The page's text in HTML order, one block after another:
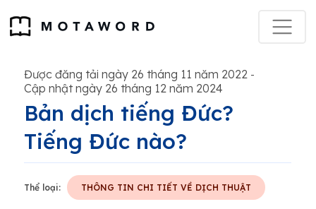
Được đăng tải ngày 26 tháng 11 năm 2022 -
Cập nhật ngày 26 tháng 12 năm 2024
Bản dịch tiếng Đức?
Tiếng Đức nào?
Thể loại: THÔNG TIN CHI TIẾT VỀ DỊCH THUẬT